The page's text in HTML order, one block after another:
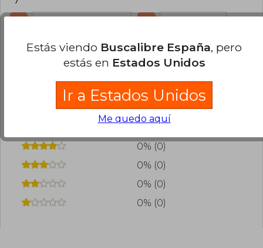
Cargar más opiniones del libro
¿Leíste este libro? Inicia sesiónpara poder
agregar tu propia evaluación.
0% (0)
0% (0)
0% (0)
0% (0)
Estás viendo Buscalibre España, pero
estás en Estados Unidos
Ir a Estados Unidos
Me quedo aquí